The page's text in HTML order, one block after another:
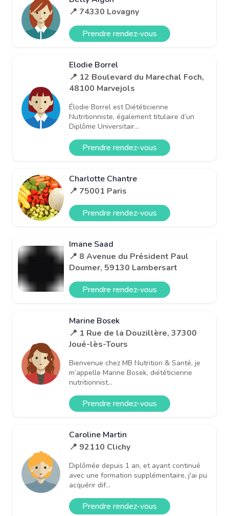
📍 74330 Lovagny
Prendre rendez-vous
Elodie Borrel
📍 12 Boulevard du Marechal Foch,
48100 Marvejols
Élodie Borrel est Diététicienne
Nutritionniste, également titulaire d’un
Diplôme Universitair...
Prendre rendez-vous
Charlotte Chantre
📍 75001 Paris
Prendre rendez-vous
Imane Saad
📍 8 Avenue du Président Paul
Doumer, 59130 Lambersart
Prendre rendez-vous
Marine Bosek
📍 1 Rue de la Douzillère, 37300
Joué-lès-Tours
Bienvenue chez MB Nutrition & Santé, je
m’appelle Marine Bosek, diététicienne
nutritionnist...
Prendre rendez-vous
Caroline Martin
📍 92110 Clichy
Diplômée depuis 1 an, et ayant continué
avec une formation supplémentaire, j'ai pu
acquérir dif...
Prendre rendez-vous